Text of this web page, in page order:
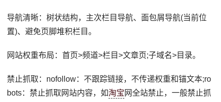
导航清晰：树状结构，主次栏目导航、面包屑导航(当前位
置)、避免页脚堆积栏目。
网站权重布局：首页>频道>栏目>文章页;子域名>目录。
禁止抓取：nofollow：不跟踪链接，不传递权重和锚文本;ro
bots：禁止抓取网站内容，如淘宝 网全站禁止，一般禁止抓